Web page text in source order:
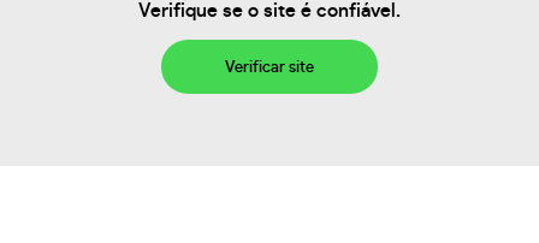
Verifique se o site é confiável.
Verificar site